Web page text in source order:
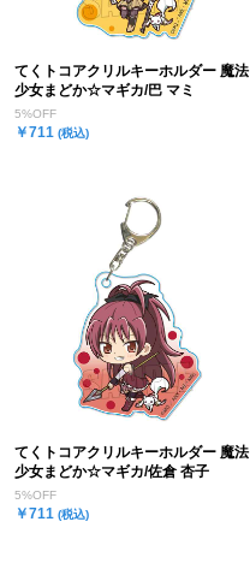
てくトコアクリルキーホルダー 魔法
少女まどか☆マギカ/巴 マミ
5%OFF
￥711 (税込)
てくトコアクリルキーホルダー 魔法
少女まどか☆マギカ/佐倉 杏子
5%OFF
￥711 (税込)